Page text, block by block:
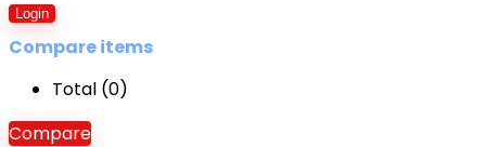
Login
Compare items
Total (0)
Compare